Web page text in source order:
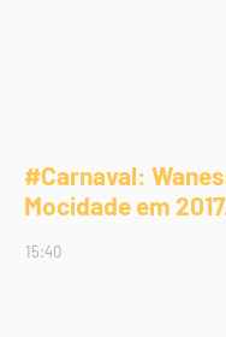
#Carnaval:
Mocidade em
15:40